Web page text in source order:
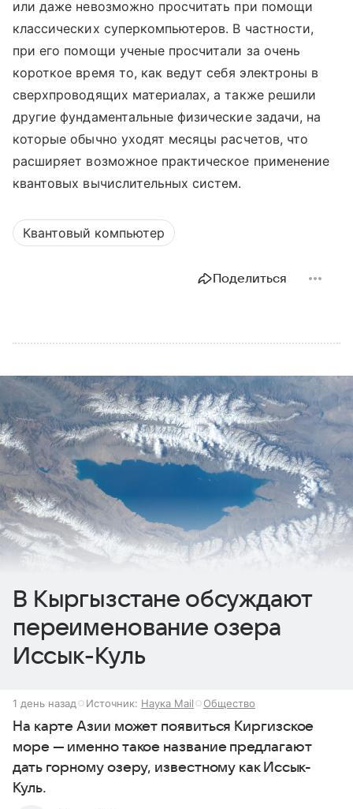
или даже невозможно просчитать при помощи
классических суперкомпьютеров. В частности,
при его помощи ученые просчитали за очень
короткое время то, как ведут себя электроны в
сверхпроводящих материалах, а также решили
другие фундаментальные физические задачи, на
которые обычно уходят месяцы расчетов, что
расширяет возможное практическое применение
квантовых вычислительных систем.
Квантовый компьютер
Поделиться
В Кыргызстане обсуждают
переименование озера
Иссык-Куль
1 день назад Источник: Наука Mail Общество
На карте Азии может появиться Киргизское
море — именно такое название предлагают
дать горному озеру, известному как Иссык-
Куль.